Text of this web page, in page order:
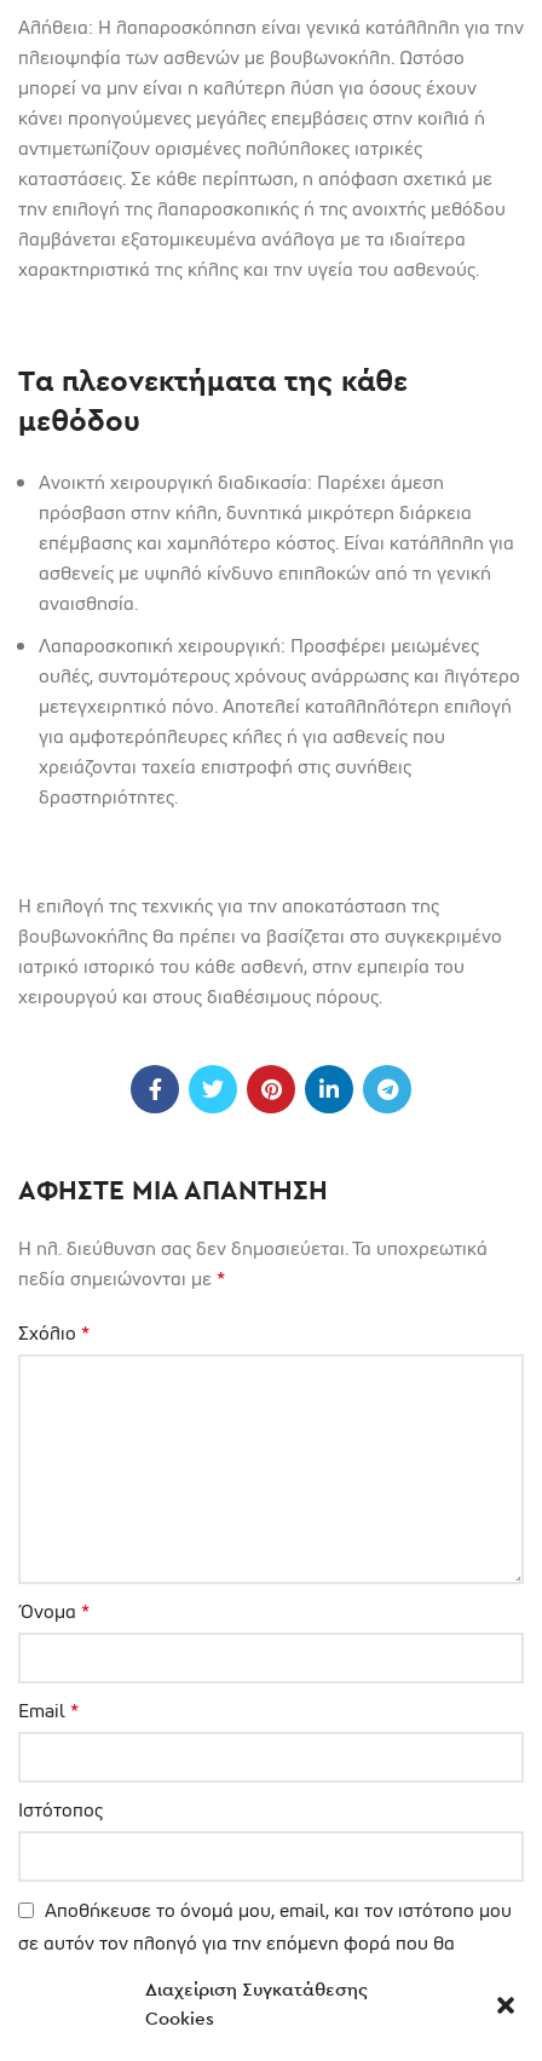
Διαχείριση Συγκατάθεσης
Cookies
Αλήθεια: Η λαπαροσκόπηση είναι γενικά κατάλληλη για την
πλειοψηφία των ασθενών με βουβωνοκήλη. Ωστόσο
μπορεί να μην είναι η καλύτερη λύση για όσους έχουν
κάνει προηγούμενες μεγάλες επεμβάσεις στην κοιλιά ή
αντιμετωπίζουν ορισμένες πολύπλοκες ιατρικές
καταστάσεις. Σε κάθε περίπτωση, η απόφαση σχετικά με
την επιλογή της λαπαροσκοπικής ή της ανοιχτής μεθόδου
λαμβάνεται εξατομικευμένα ανάλογα με τα ιδιαίτερα
χαρακτηριστικά της κήλης και την υγεία του ασθενούς.
Τα πλεονεκτήματα της κάθε
μεθόδου
Ανοικτή χειρουργική διαδικασία: Παρέχει άμεση
πρόσβαση στην κήλη, δυνητικά μικρότερη διάρκεια
επέμβασης και χαμηλότερο κόστος. Είναι κατάλληλη για
ασθενείς με υψηλό κίνδυνο επιπλοκών από τη γενική
αναισθησία.
Λαπαροσκοπική χειρουργική: Προσφέρει μειωμένες
ουλές, συντομότερους χρόνους ανάρρωσης και λιγότερο
μετεγχειρητικό πόνο. Αποτελεί καταλληλότερη επιλογή
για αμφοτερόπλευρες κήλες ή για ασθενείς που
χρειάζονται ταχεία επιστροφή στις συνήθεις
δραστηριότητες.
Η επιλογή της τεχνικής για την αποκατάσταση της
βουβωνοκήλης θα πρέπει να βασίζεται στο συγκεκριμένο
ιατρικό ιστορικό του κάθε ασθενή, στην εμπειρία του
χειρουργού και στους διαθέσιμους πόρους.
ΑΦΉΣΤΕ ΜΙΑ ΑΠΆΝΤΗΣΗ
Η ηλ. διεύθυνση σας δεν δημοσιεύεται.Τα υποχρεωτικά
πεδία σημειώνονται με *
Σχόλιο *
Όνομα *
Email*
Ιστότοπος
Αποθήκευσε το όνομά μου, email, και τον ιστότοπο μου
σε αυτόν τον πλοηγό για την επόμενη φορά που θα